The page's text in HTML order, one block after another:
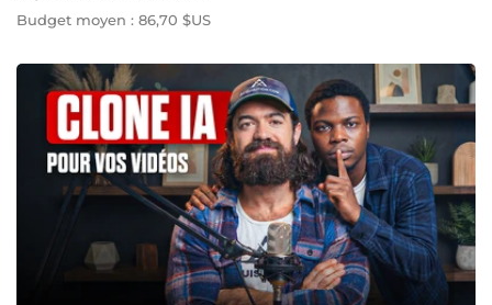
Budget moyen : 86,70 $US